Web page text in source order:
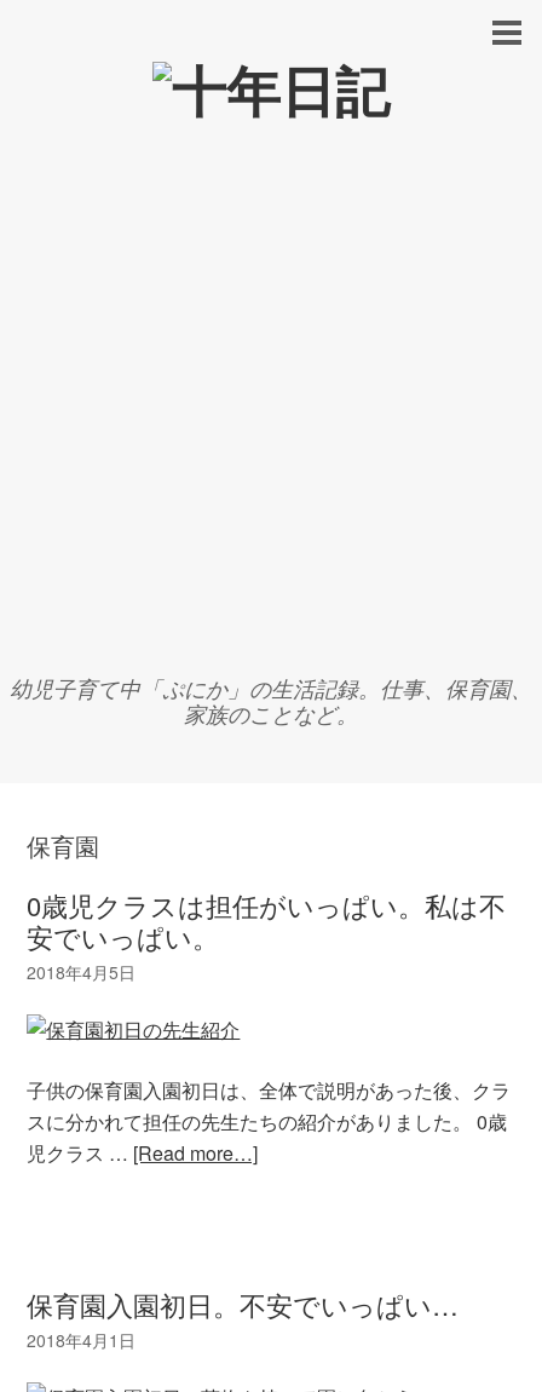
幼児子育て中「ぷにか」の生活記録。仕事、保育園、
家族のことなど。
保育園
0歳児クラスは担任がいっぱい。私は不
安でいっぱい。
子供の保育園入園初日は、全体で説明があった後、クラ
スに分かれて担任の先生たちの紹介がありました。 0歳
児クラス … [Read more…]
保育園入園初日。不安でいっぱい…